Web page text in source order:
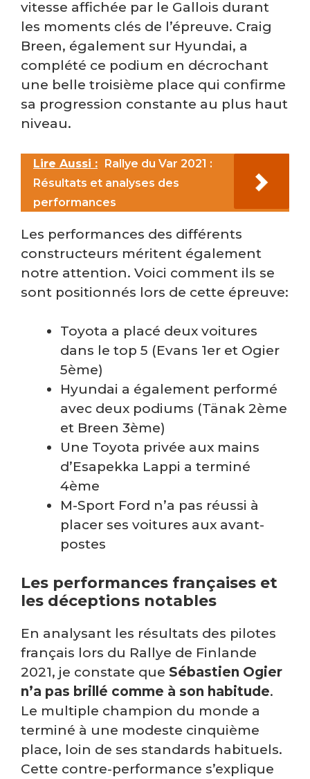
vitesse affichée par le Gallois durant
les moments clés de l’épreuve. Craig
Breen, également sur Hyundai, a
complété ce podium en décrochant
une belle troisième place qui confirme
sa progression constante au plus haut
niveau.
Lire Aussi : Rallye du Var 2021 :
Résultats et analyses des
performances​
Les performances des différents
constructeurs méritent également
notre attention. Voici comment ils se
sont positionnés lors de cette épreuve:
Toyota a placé deux voitures
dans le top 5 (Evans 1er et Ogier
5ème)
Hyundai a également performé
avec deux podiums (Tänak 2ème
et Breen 3ème)
Une Toyota privée aux mains
d’Esapekka Lappi a terminé
4ème
M-Sport Ford n’a pas réussi à
placer ses voitures aux avant-
postes
Les performances françaises et
les déceptions notables
En analysant les résultats des pilotes
français lors du Rallye de Finlande
2021, je constate que Sébastien Ogier
n’a pas brillé comme à son habitude.
Le multiple champion du monde a
terminé à une modeste cinquième
place, loin de ses standards habituels.
Cette contre-performance s’explique